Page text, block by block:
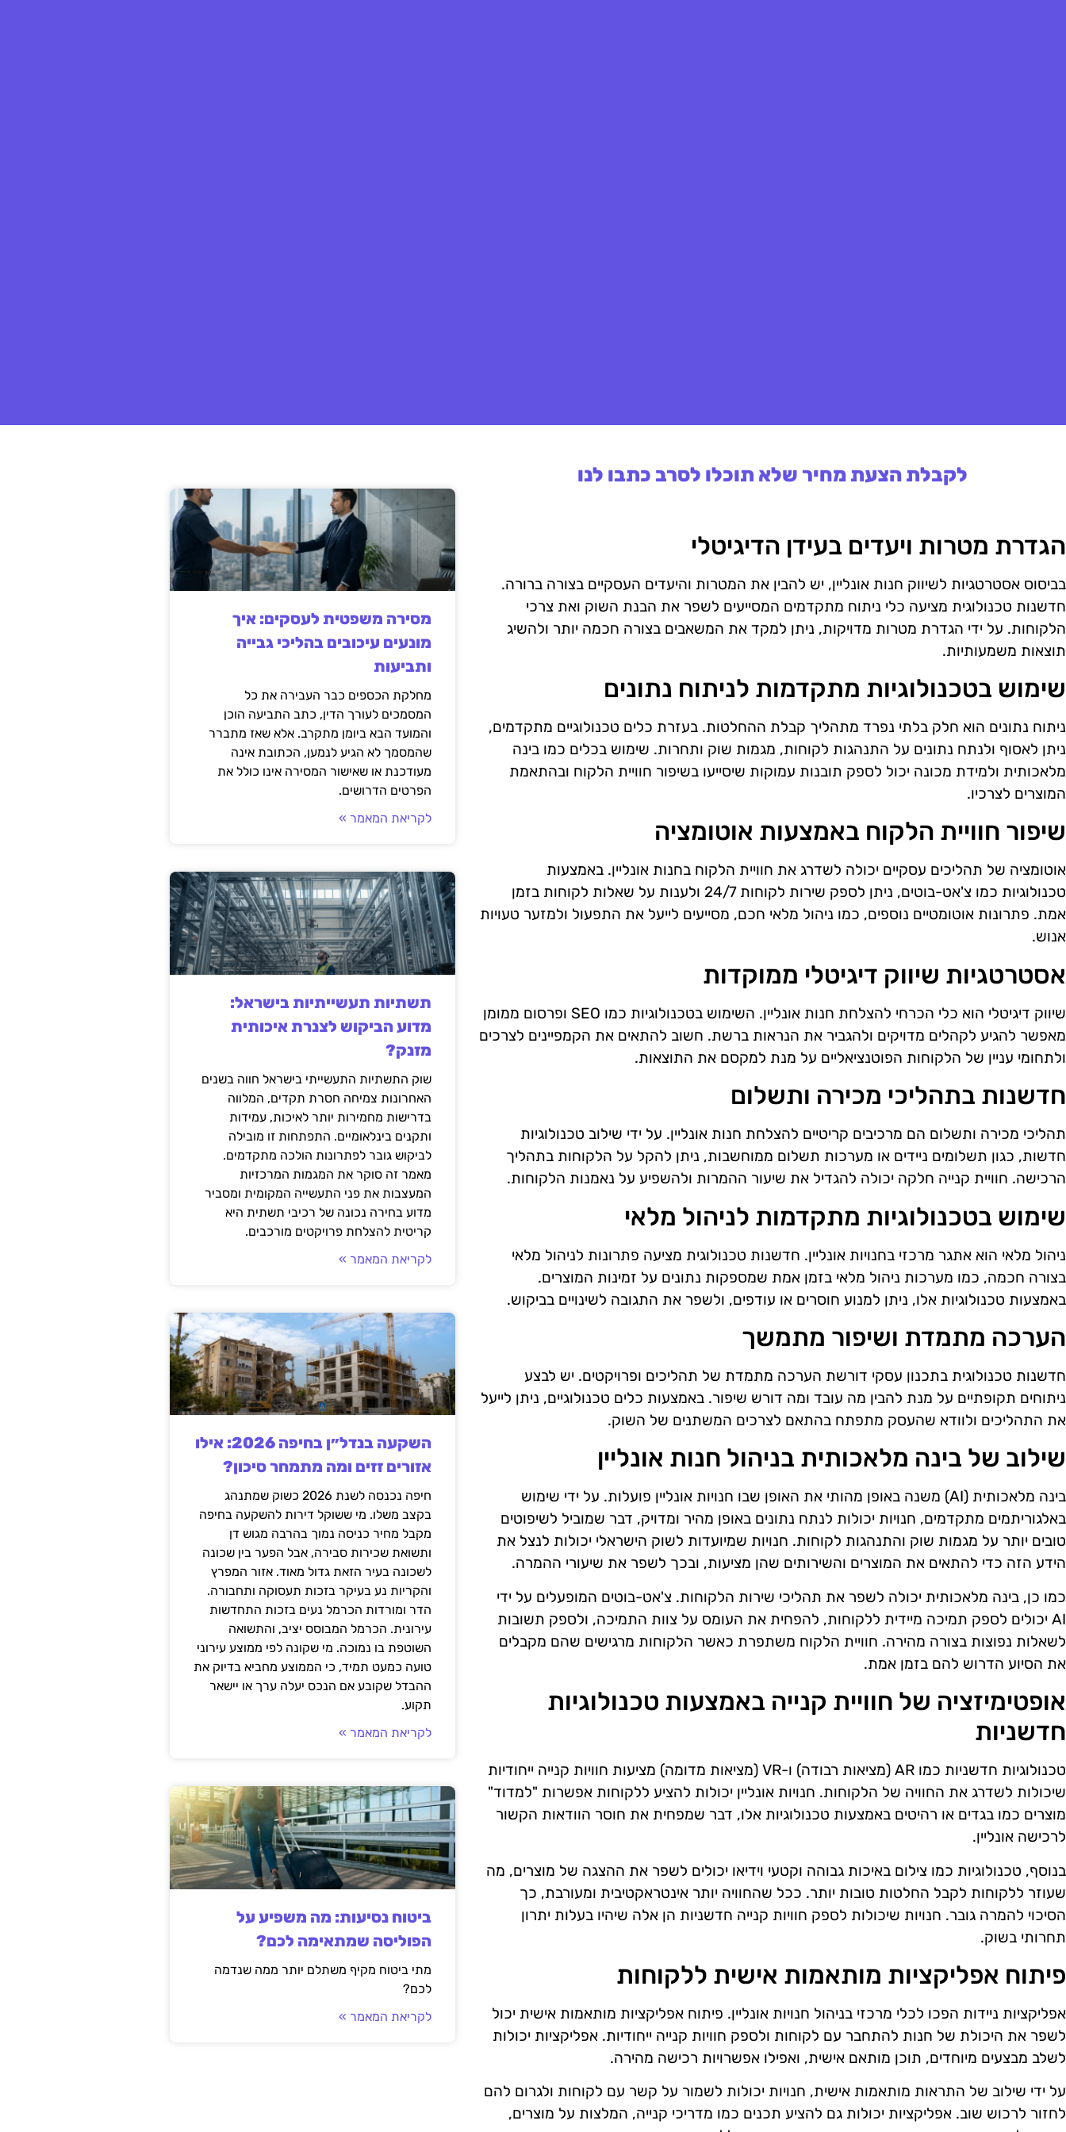
לקבלת הצעת מחיר שלא תוכלו לסרב כתבו לנו
הגדרת מטרות ויעדים בעידן הדיגיטלי
בביסוס אסטרטגיות לשיווק חנות אונליין, יש להבין את המטרות והיעדים העסקיים בצורה ברורה.
חדשנות טכנולוגית מציעה כלי ניתוח מתקדמים המסייעים לשפר את הבנת השוק ואת צרכי
הלקוחות. על ידי הגדרת מטרות מדויקות, ניתן למקד את המשאבים בצורה חכמה יותר ולהשיג
תוצאות משמעותיות.
שימוש בטכנולוגיות מתקדמות לניתוח נתונים
ניתוח נתונים הוא חלק בלתי נפרד מתהליך קבלת ההחלטות. בעזרת כלים טכנולוגיים מתקדמים,
ניתן לאסוף ולנתח נתונים על התנהגות לקוחות, מגמות שוק ותחרות. שימוש בכלים כמו בינה
מלאכותית ולמידת מכונה יכול לספק תובנות עמוקות שיסייעו בשיפור חוויית הלקוח ובהתאמת
המוצרים לצרכיו.
שיפור חוויית הלקוח באמצעות אוטומציה
אוטומציה של תהליכים עסקיים יכולה לשדרג את חוויית הלקוח בחנות אונליין. באמצעות
טכנולוגיות כמו צ'אט-בוטים, ניתן לספק שירות לקוחות 24/7 ולענות על שאלות לקוחות בזמן
אמת. פתרונות אוטומטיים נוספים, כמו ניהול מלאי חכם, מסייעים לייעל את התפעול ולמזער טעויות
אנוש.
אסטרטגיות שיווק דיגיטלי ממוקדות
שיווק דיגיטלי הוא כלי הכרחי להצלחת חנות אונליין. השימוש בטכנולוגיות כמו SEO ופרסום ממומן
מאפשר להגיע לקהלים מדויקים ולהגביר את הנראות ברשת. חשוב להתאים את הקמפיינים לצרכים
ולתחומי עניין של הלקוחות הפוטנציאליים על מנת למקסם את התוצאות.
חדשנות בתהליכי מכירה ותשלום
תהליכי מכירה ותשלום הם מרכיבים קריטיים להצלחת חנות אונליין. על ידי שילוב טכנולוגיות
חדשות, כגון תשלומים ניידים או מערכות תשלום ממוחשבות, ניתן להקל על הלקוחות בתהליך
הרכישה. חוויית קנייה חלקה יכולה להגדיל את שיעור ההמרות ולהשפיע על נאמנות הלקוחות.
שימוש בטכנולוגיות מתקדמות לניהול מלאי
ניהול מלאי הוא אתגר מרכזי בחנויות אונליין. חדשנות טכנולוגית מציעה פתרונות לניהול מלאי
בצורה חכמה, כמו מערכות ניהול מלאי בזמן אמת שמספקות נתונים על זמינות המוצרים.
באמצעות טכנולוגיות אלו, ניתן למנוע חוסרים או עודפים, ולשפר את התגובה לשינויים בביקוש.
הערכה מתמדת ושיפור מתמשך
חדשנות טכנולוגית בתכנון עסקי דורשת הערכה מתמדת של תהליכים ופרויקטים. יש לבצע
ניתוחים תקופתיים על מנת להבין מה עובד ומה דורש שיפור. באמצעות כלים טכנולוגיים, ניתן לייעל
את התהליכים ולוודא שהעסק מתפתח בהתאם לצרכים המשתנים של השוק.
שילוב של בינה מלאכותית בניהול חנות אונליין
בינה מלאכותית (AI) משנה באופן מהותי את האופן שבו חנויות אונליין פועלות. על ידי שימוש
באלגוריתמים מתקדמים, חנויות יכולות לנתח נתונים באופן מהיר ומדויק, דבר שמוביל לשיפוטים
טובים יותר על מגמות שוק והתנהגות לקוחות. חנויות שמיועדות לשוק הישראלי יכולות לנצל את
הידע הזה כדי להתאים את המוצרים והשירותים שהן מציעות, ובכך לשפר את שיעורי ההמרה.
כמו כן, בינה מלאכותית יכולה לשפר את תהליכי שירות הלקוחות. צ'אט-בוטים המופעלים על ידי
AI יכולים לספק תמיכה מיידית ללקוחות, להפחית את העומס על צוות התמיכה, ולספק תשובות
לשאלות נפוצות בצורה מהירה. חוויית הלקוח משתפרת כאשר הלקוחות מרגישים שהם מקבלים
את הסיוע הדרוש להם בזמן אמת.
אופטימיזציה של חוויית קנייה באמצעות טכנולוגיות
חדשניות
טכנולוגיות חדשניות כמו AR (מציאות רבודה) ו-VR (מציאות מדומה) מציעות חוויות קנייה ייחודיות
שיכולות לשדרג את החוויה של הלקוחות. חנויות אונליין יכולות להציע ללקוחות אפשרות "למדוד"
מוצרים כמו בגדים או רהיטים באמצעות טכנולוגיות אלו, דבר שמפחית את חוסר הוודאות הקשור
לרכישה אונליין.
בנוסף, טכנולוגיות כמו צילום באיכות גבוהה וקטעי וידיאו יכולים לשפר את ההצגה של מוצרים, מה
שעוזר ללקוחות לקבל החלטות טובות יותר. ככל שהחוויה יותר אינטראקטיבית ומעורבת, כך
הסיכוי להמרה גובר. חנויות שיכולות לספק חוויות קנייה חדשניות הן אלה שיהיו בעלות יתרון
תחרותי בשוק.
פיתוח אפליקציות מותאמות אישית ללקוחות
אפליקציות ניידות הפכו לכלי מרכזי בניהול חנויות אונליין. פיתוח אפליקציות מותאמות אישית יכול
לשפר את היכולת של חנות להתחבר עם לקוחות ולספק חוויות קנייה ייחודיות. אפליקציות יכולות
לשלב מבצעים מיוחדים, תוכן מותאם אישית, ואפילו אפשרויות רכישה מהירה.
על ידי שילוב של התראות מותאמות אישית, חנויות יכולות לשמור על קשר עם לקוחות ולגרום להם
לחזור לרכוש שוב. אפליקציות יכולות גם להציע תכנים כמו מדריכי קנייה, המלצות על מוצרים,
מסירה משפטית לעסקים: איך
מונעים עיכובים בהליכי גבייה
ותביעות
מחלקת הכספים כבר העבירה את כל
המסמכים לעורך הדין, כתב התביעה הוכן
והמועד הבא ביומן מתקרב. אלא שאז מתברר
שהמסמך לא הגיע לנמען, הכתובת אינה
מעודכנת או שאישור המסירה אינו כולל את
הפרטים הדרושים.
לקריאת המאמר »
תשתיות תעשייתיות בישראל:
מדוע הביקוש לצנרת איכותית
מזנק?
שוק התשתיות התעשייתי בישראל חווה בשנים
האחרונות צמיחה חסרת תקדים, המלווה
בדרישות מחמירות יותר לאיכות, עמידות
ותקנים בינלאומיים. התפתחות זו מובילה
לביקוש גובר לפתרונות הולכה מתקדמים.
מאמר זה סוקר את המגמות המרכזיות
המעצבות את פני התעשייה המקומית ומסביר
מדוע בחירה נכונה של רכיבי תשתית היא
קריטית להצלחת פרויקטים מורכבים.
לקריאת המאמר »
השקעה בנדל״ן בחיפה 2026: אילו
אזורים זזים ומה מתמחר סיכון?
חיפה נכנסה לשנת 2026 כשוק שמתנהג
בקצב משלו. מי ששוקל דירות להשקעה בחיפה
מקבל מחיר כניסה נמוך בהרבה מגוש דן
ותשואת שכירות סבירה, אבל הפער בין שכונה
לשכונה בעיר הזאת גדול מאוד. אזור המפרץ
והקריות נע בעיקר בזכות תעסוקה ותחבורה.
הדר ומורדות הכרמל נעים בזכות התחדשות
עירונית. הכרמל המבוסס יציב, והתשואה
השוטפת בו נמוכה. מי שקונה לפי ממוצע עירוני
טועה כמעט תמיד, כי הממוצע מחביא בדיוק את
ההבדל שקובע אם הנכס יעלה ערך או יישאר
תקוע.
לקריאת המאמר »
ביטוח נסיעות: מה משפיע על
הפוליסה שמתאימה לכם?
מתי ביטוח מקיף משתלם יותר ממה שנדמה
לכם?
לקריאת המאמר »